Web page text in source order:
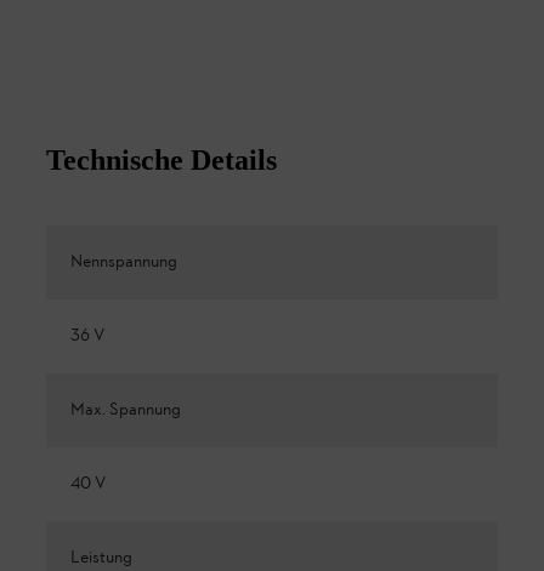
Technische Details
Nennspannung
36 V
Max. Spannung
40 V
Leistung